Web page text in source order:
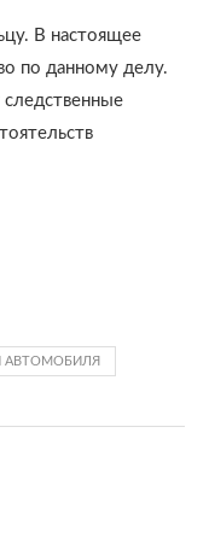
В настоящее
по данному делу.
АВТОМОБИЛЯ